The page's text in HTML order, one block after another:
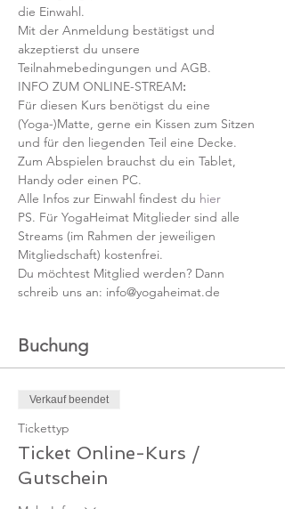
die Einwahl.
Mit der Anmeldung bestätigst und
akzeptierst du unsere
Teilnahmebedingungen und AGB.
INFO ZUM ONLINE-STREAM:
Für diesen Kurs benötigst du eine
(Yoga-)Matte, gerne ein Kissen zum Sitzen
und für den liegenden Teil eine Decke.
Zum Abspielen brauchst du ein Tablet,
Handy oder einen PC.
Alle Infos zur Einwahl findest du hier
PS. Für YogaHeimat Mitglieder sind alle
Streams (im Rahmen der jeweiligen
Mitgliedschaft) kostenfrei.
Du möchtest Mitglied werden? Dann
schreib uns an: info@yogaheimat.de
Buchung
Verkauf beendet
Tickettyp
Ticket Online-Kurs /
Gutschein